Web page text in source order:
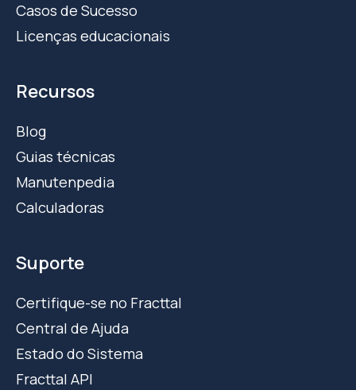
Casos de Sucesso
Licenças educacionais
Recursos
Blog
Guias técnicas
Manutenpedia
Calculadoras
Suporte
Certifique-se no Fracttal
Central de Ajuda
Estado do Sistema
Fracttal API